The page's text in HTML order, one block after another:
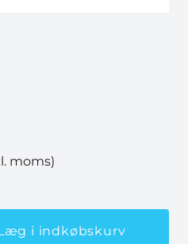
moms)
i indkøbskurv